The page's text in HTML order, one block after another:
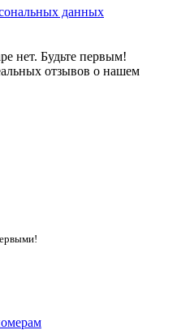
данных
нет. Будьте первым!
отзывов о нашем